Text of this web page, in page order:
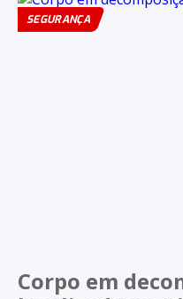
SEGURANÇA
Corpo em